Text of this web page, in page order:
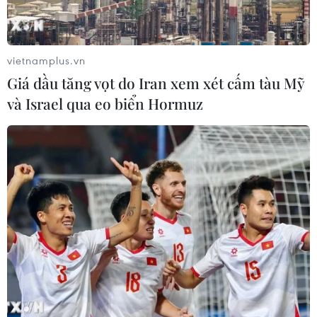
EMA "bật đèn xanh" cho mũi tăng cường
của hãng Moderna và Pfizer
05/10/2021 00:08
EMA cũng nhất trí rằng liều tăng cường vaccine của
hãng Moderna và Pfizer/BioNTech là cần thiết đối với
những người có hệ miễn dịch suy giảm.
vietnamplus.vn
Giá dầu tăng vọt do Iran xem xét cấm tàu Mỹ
và Israel qua eo biển Hormuz